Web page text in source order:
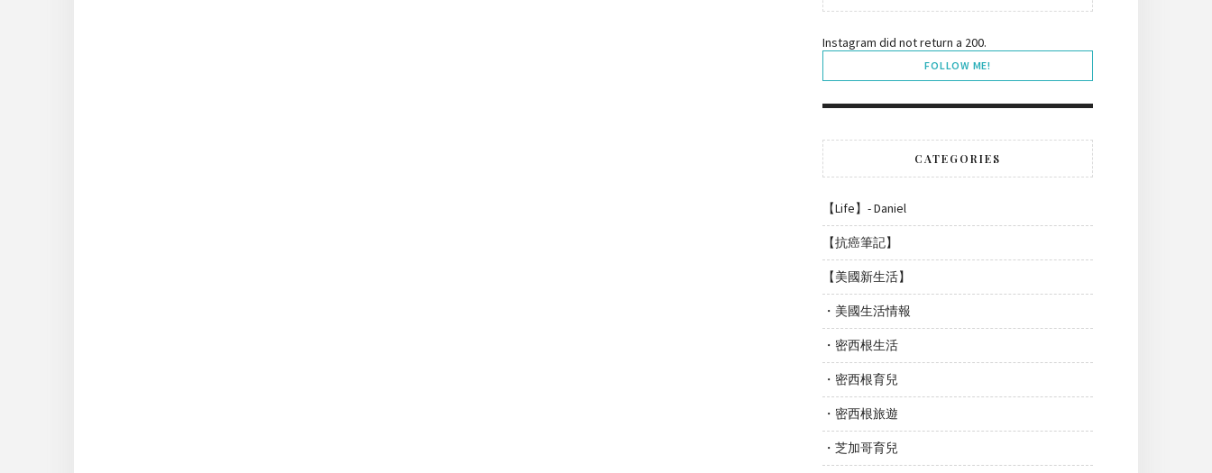
Instagram did not return a 200.
FOLLOW ME!
CATEGORIES
【Life】- Daniel
【抗癌筆記】
【美國新生活】
・美國生活情報
・密西根生活
・密西根育兒
・密西根旅遊
・芝加哥育兒